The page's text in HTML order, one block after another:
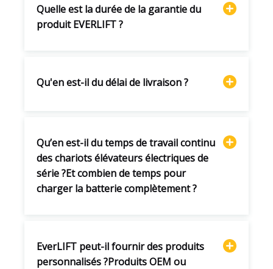
Quelle est la durée de la garantie du
produit EVERLIFT ?
Qu'en est-il du délai de livraison ?
Qu’en est-il du temps de travail continu
des chariots élévateurs électriques de
série ?Et combien de temps pour
charger la batterie complètement ?
EverLIFT peut-il fournir des produits
personnalisés ?Produits OEM ou